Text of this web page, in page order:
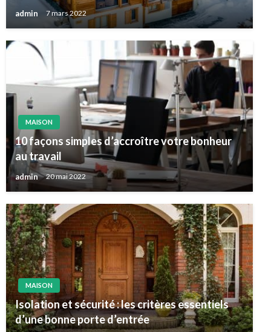
admin 7 mars 2022
MAISON
10 façons simples d’accroître votre bonheur
au travail
admin 20 mai 2022
MAISON
Isolation et sécurité : les critères essentiels
d’une bonne porte d’entrée